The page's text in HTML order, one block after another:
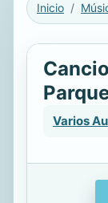
Inicio
Varios